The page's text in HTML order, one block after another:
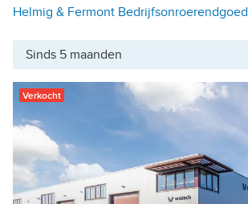
Helmig & Fermont Bedrijfsonroerendgoed
Sinds 5 maanden
Verkocht